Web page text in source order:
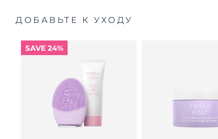
ДОБАВЬТЕ К УХОДУ
SAVE 24%